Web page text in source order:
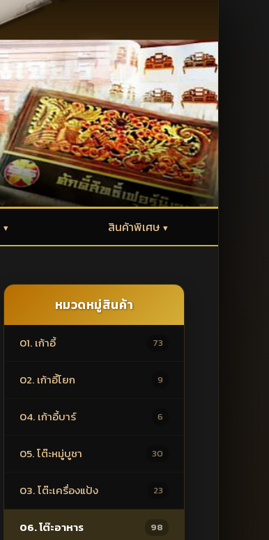
สินค้าพิเศษ
หมวดหมู่สินค้า
01. เก้าอี้ 73
02. เก้าอี้โยก 9
04. เก้าอี้บาร์ 6
05. โต๊ะหมู่บูชา 30
03. โต๊ะเครื่องแป้ง 23
06. โต๊ะอาหาร 98